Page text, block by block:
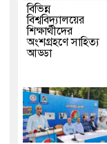
বিভিন্ন
বিশ্ববিদ্যালয়ের
শিক্ষার্থীদের
অংশগ্রহণে সাহিত্য
আড্ডা